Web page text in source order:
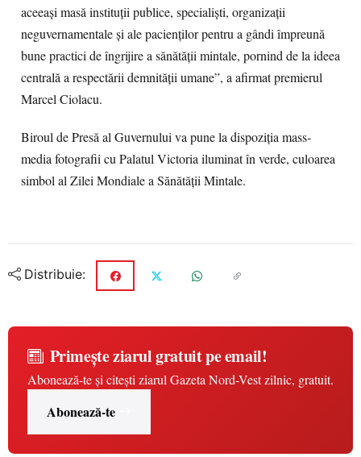
aceeași masă instituții publice, specialiști, organizații
neguvernamentale și ale pacienților pentru a gândi împreună
bune practici de îngrijire a sănătății mintale, pornind de la ideea
centrală a respectării demnității umane”, a afirmat premierul
Marcel Ciolacu.
Biroul de Presă al Guvernului va pune la dispoziția mass-
media fotografii cu Palatul Victoria iluminat în verde, culoarea
simbol al Zilei Mondiale a Sănătății Mintale.
Distribuie:
Primește ziarul gratuit pe email!
Abonează-te și citești ziarul Gazeta Nord-Vest zilnic, gratuit.
Abonează-te